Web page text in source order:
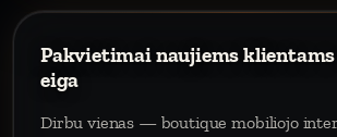
Pakvietimai naujiems
eiga
Dirbu vienas — boutique mobiliojo